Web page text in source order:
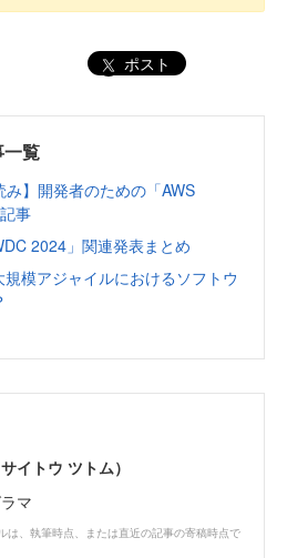
ポスト
覧
み】開発者のための「AWS
事
2024」関連発表まとめ
模アジャイルにおけるソフトウ
イトウ ツトム）
マ
は、執筆時点、または直近の記事の寄稿時点で